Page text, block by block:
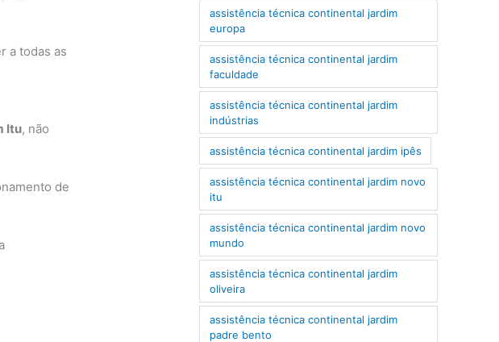
a todas as
Itu, não
de
assistência técnica continental jardim
europa
assistência técnica continental jardim
faculdade
assistência técnica continental jardim
indústrias
assistência técnica continental jardim ipês
assistência técnica continental jardim novo
itu
assistência técnica continental jardim novo
mundo
assistência técnica continental jardim
oliveira
assistência técnica continental jardim
padre bento